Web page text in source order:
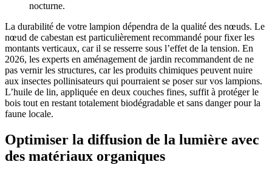
nocturne.
La durabilité de votre lampion dépendra de la qualité des nœuds. Le
nœud de cabestan est particulièrement recommandé pour fixer les
montants verticaux, car il se resserre sous l’effet de la tension. En
2026, les experts en aménagement de jardin recommandent de ne
pas vernir les structures, car les produits chimiques peuvent nuire
aux insectes pollinisateurs qui pourraient se poser sur vos lampions.
L’huile de lin, appliquée en deux couches fines, suffit à protéger le
bois tout en restant totalement biodégradable et sans danger pour la
faune locale.
Optimiser la diffusion de la lumière avec
des matériaux organiques